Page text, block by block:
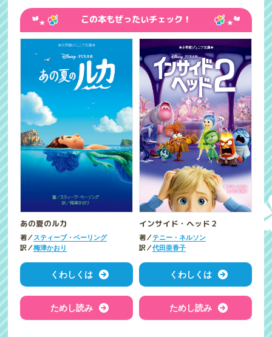
この本もぜったいチェック！
あの夏のルカ
著／スティーブ・ベーリング
訳／梅津かおり
くわしくは
ためし読み
インサイド・ヘッド２
著／テニー・ネルソン
訳／代田亜香子
くわしくは
ためし読み